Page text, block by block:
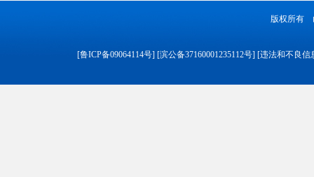
版权所有
[鲁ICP备09064114号] [滨公备37160001235112号] [违法和不良信